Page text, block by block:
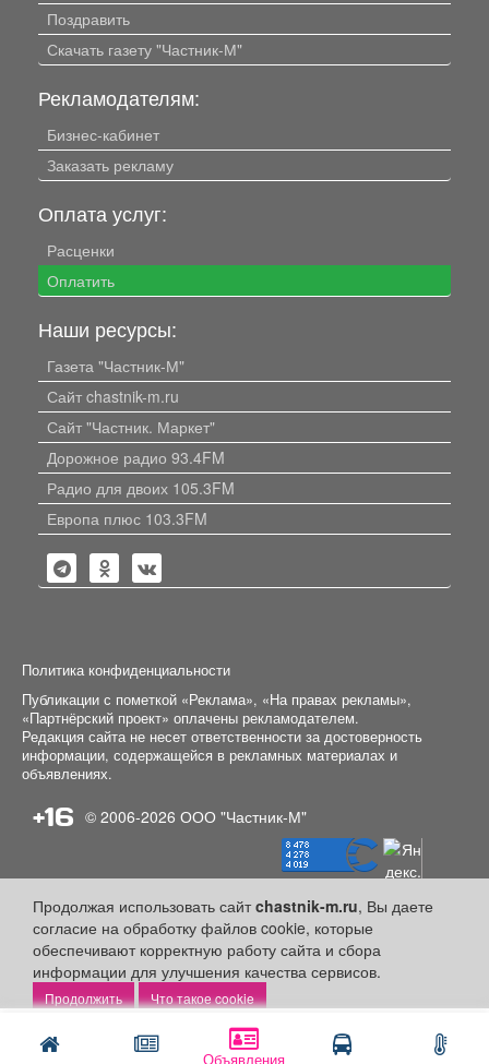
Объявления
Написать Позвонить
Продолжая использовать сайтchastnik-m.ru, Вы даете
согласие на обработку файлов cookie, которые
обеспечивают корректную работу сайта и сбора
информации для улучшения качества сервисов.
Что такое cookie
Поздравить
Скачать газету "Частник-М"
Рекламодателям:
Бизнес-кабинет
Заказать рекламу
Оплата услуг:
Расценки
Оплатить
Наши ресурсы:
Газета "Частник-М"
Сайт chastnik-m.ru
Сайт "Частник. Маркет"
Дорожное радио 93.4FM
Радио для двоих 105.3FM
Европа плюс 103.3FM
Политика конфиденциальности
Публикации с пометкой «Реклама», «На правах рекламы»,
«Партнёрский проект» оплачены рекламодателем.
Редакция сайта не несет ответственности за достоверность
информации, содержащейся в рекламных материалах и
объявлениях.
+16 © 2006-2026 ООО "Частник-М"